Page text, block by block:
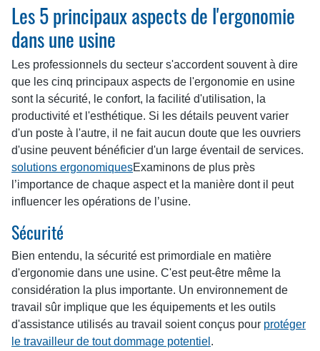
Les 5 principaux aspects de l'ergonomie
dans une usine
Les professionnels du secteur s'accordent souvent à dire
que les cinq principaux aspects de l'ergonomie en usine
sont la sécurité, le confort, la facilité d'utilisation, la
productivité et l'esthétique. Si les détails peuvent varier
d'un poste à l'autre, il ne fait aucun doute que les ouvriers
d'usine peuvent bénéficier d'un large éventail de services.
solutions ergonomiquesExaminons de plus près
l’importance de chaque aspect et la manière dont il peut
influencer les opérations de l’usine.
Sécurité
Bien entendu, la sécurité est primordiale en matière
d'ergonomie dans une usine. C'est peut-être même la
considération la plus importante. Un environnement de
travail sûr implique que les équipements et les outils
d'assistance utilisés au travail soient conçus pour protéger
le travailleur de tout dommage potentiel .